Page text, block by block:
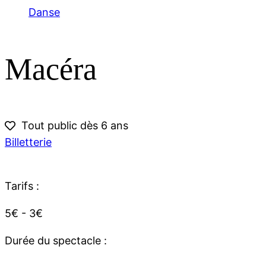
Danse
Macéra
Tout public dès 6 ans
Billetterie
Tarifs :
5€ - 3€
Durée du spectacle :